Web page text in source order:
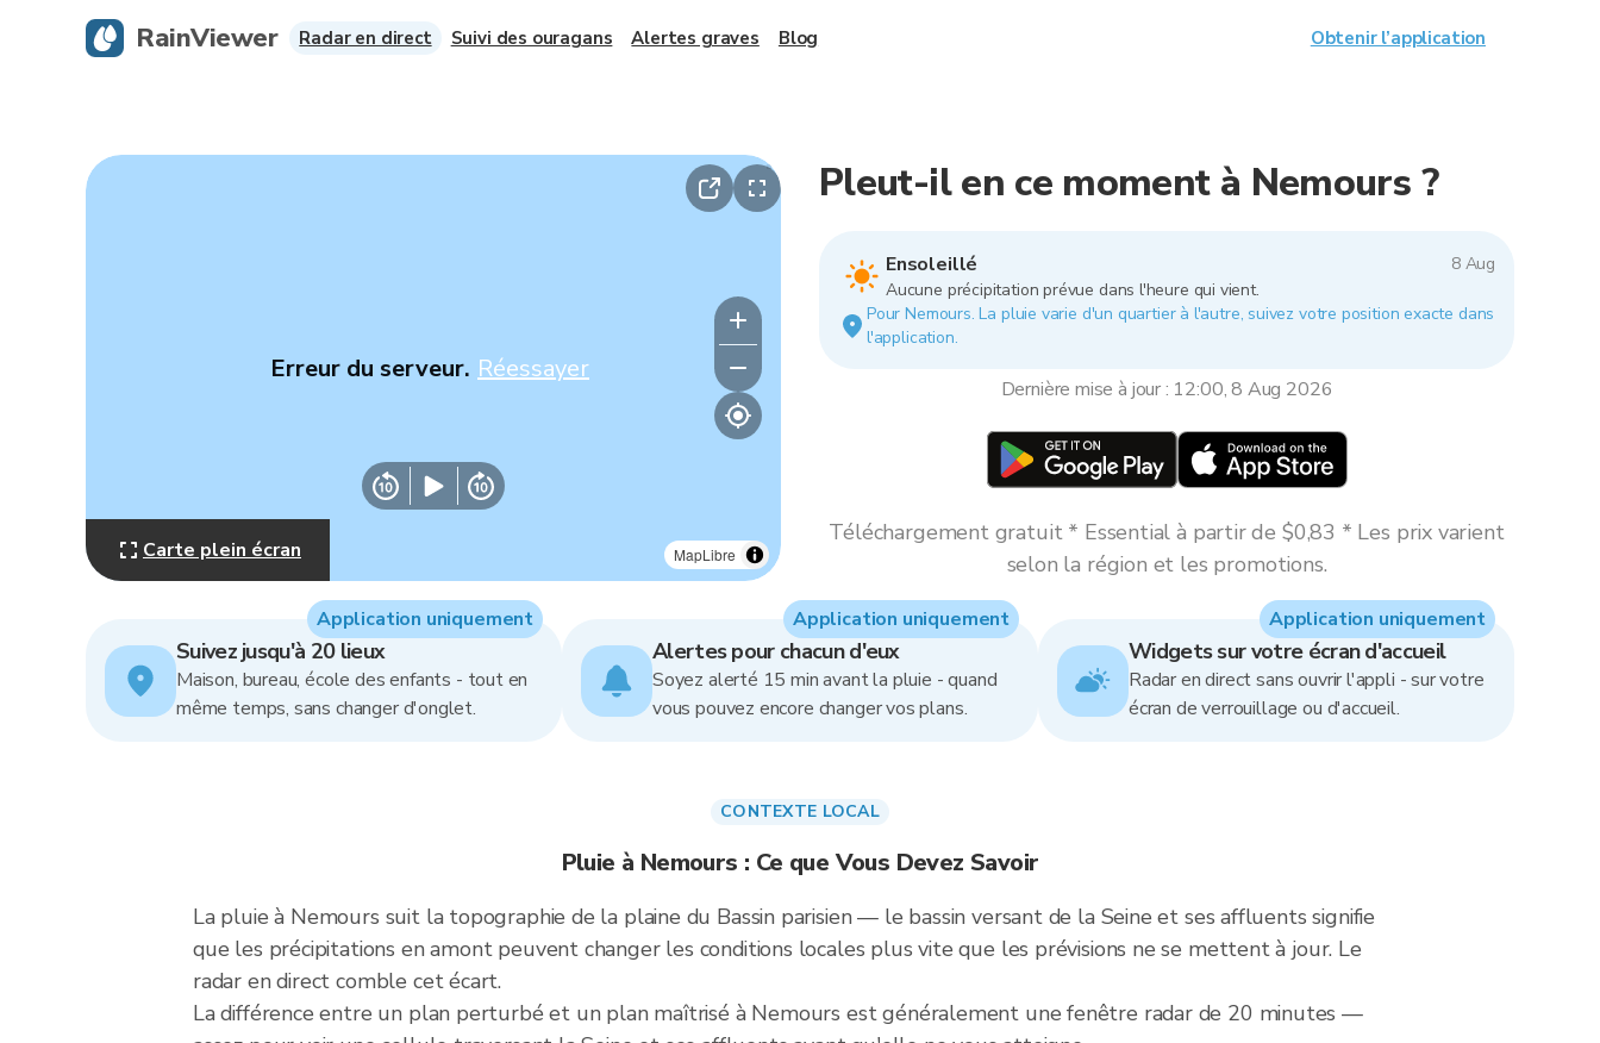
MapLibre
Erreur du serveur. Réessayer
Carte plein écran
Pleut-il en ce moment à Nemours ?
Ensoleillé
8 Aug
Aucune précipitation prévue dans l'heure qui vient.
Pour Nemours. La pluie varie d'un quartier à l'autre, suivez votre position exacte dans
l'application.
Dernière mise à jour : 12:00, 8 Aug 2026
Téléchargement gratuit * Essential à partir de $0,83 * Les prix varient
selon la région et les promotions.
Suivez jusqu'à 20 lieux
Maison, bureau, école des enfants - tout en
même temps, sans changer d'onglet.
Application uniquement
Alertes pour chacun d'eux
Soyez alerté 15 min avant la pluie - quand
vous pouvez encore changer vos plans.
Application uniquement
Widgets sur votre écran d'accueil
Radar en direct sans ouvrir l'appli - sur votre
écran de verrouillage ou d'accueil.
Application uniquement
CONTEXTE LOCAL
Pluie à Nemours : Ce que Vous Devez Savoir
La pluie à Nemours suit la topographie de la plaine du Bassin parisien — le bassin versant de la Seine et ses affluents signifie
que les précipitations en amont peuvent changer les conditions locales plus vite que les prévisions ne se mettent à jour. Le
radar en direct comble cet écart.
La différence entre un plan perturbé et un plan maîtrisé à Nemours est généralement une fenêtre radar de 20 minutes —
RainViewer Radar en direct Suivi des ouragans Alertes graves Blog Obtenir l’application